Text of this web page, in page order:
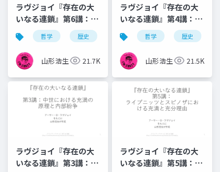
ラヴジョイ『存在の大
いなる連鎖』第6講：18
世紀の人間の立ち位置
哲学 歴史 観念史 充満の原理
山形浩生 21.7K
ラヴジョイ『存在の大
いなる連鎖』第4講：充
満の原理と新しい宇宙
観——地動説の受容と
「この世性」の復活
哲学 歴史
山形浩生 21.5K
ラヴジョイ『存在の大
いなる連鎖』第3講：中
ラヴジョイ『存在の大
いなる連鎖』第5講：ラ